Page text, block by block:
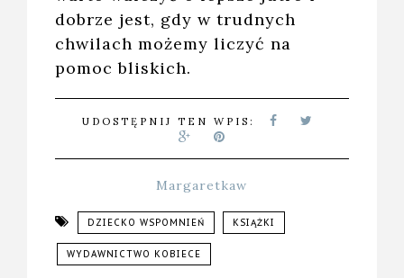
dobrze jest, gdy w trudnych
chwilach możemy liczyć na
pomoc bliskich.
UDOSTĘPNIJ TEN WPIS:
Margaretkaw
DZIECKO WSPOMNIEŃ KSIĄŻKI
WYDAWNICTWO KOBIECE